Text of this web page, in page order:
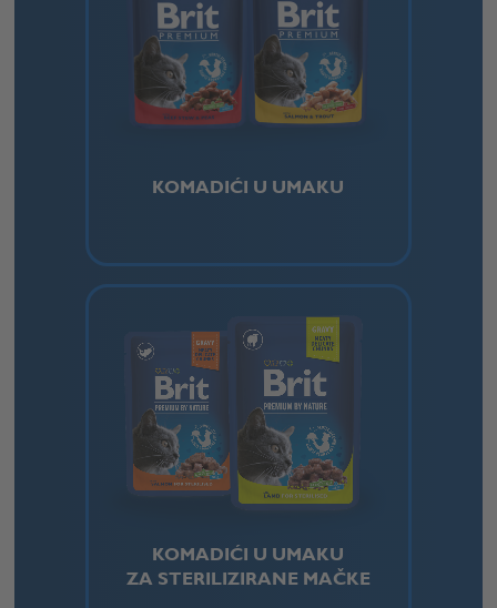
KOMADIĆI U UMAKU
KOMADIĆI U UMAKU
ZA STERILIZIRANE MAČKE